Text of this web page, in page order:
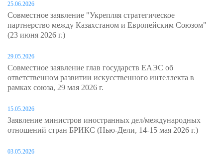
25.06.2026
Совместное заявление "Укрепляя стратегическое
партнерство между Казахстаном и Европейским Союзом"
(23 июня 2026 г.)
29.05.2026
Совместное заявление глав государств ЕАЭС об
ответственном развитии искусственного интеллекта в
рамках союза, 29 мая 2026 г.
15.05.2026
Заявление министров иностранных дел/международных
отношений стран БРИКС (Нью-Дели, 14-15 мая 2026 г.)
03.05.2026